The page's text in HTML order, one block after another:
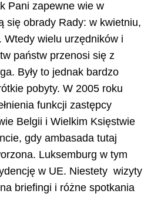
Pani zapewne wie w
się obrady Rady: w kwietniu,
wielu urzędników i
państw przenosi się z
Były to jednak bardzo
pobyty. W 2005 roku
funkcji zastępcy
Belgii i Wielkim Księstwie
gdy ambasada tutaj
Luksemburg w tym
w UE. Niestety wizyty
briefingi i różne spotkania